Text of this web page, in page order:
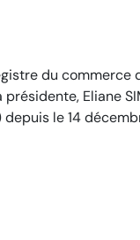
du
Eliane
le 14